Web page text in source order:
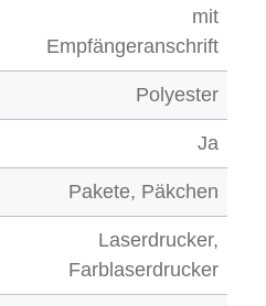
mit
Empfängeranschrift
Polyester
Ja
Pakete, Päkchen
Laserdrucker,
Farblaserdrucker